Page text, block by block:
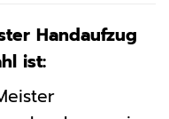
Handaufzug
ist: